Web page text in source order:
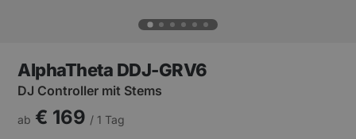
AlphaTheta DDJ-GRV6
DJ Controller mit Stems
ab € 169 / 1 Tag